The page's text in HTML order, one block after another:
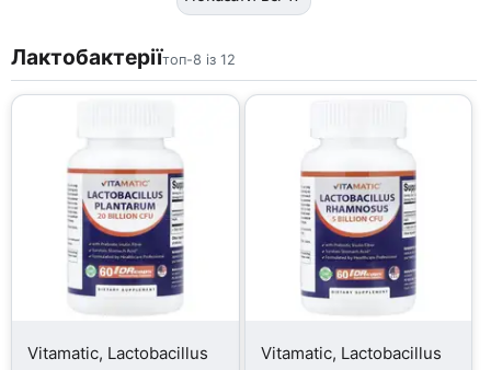
Лактобактеріїтоп-8 із 12
Vitamatic, Lactobacillus
Vitamatic, Lactobacillus